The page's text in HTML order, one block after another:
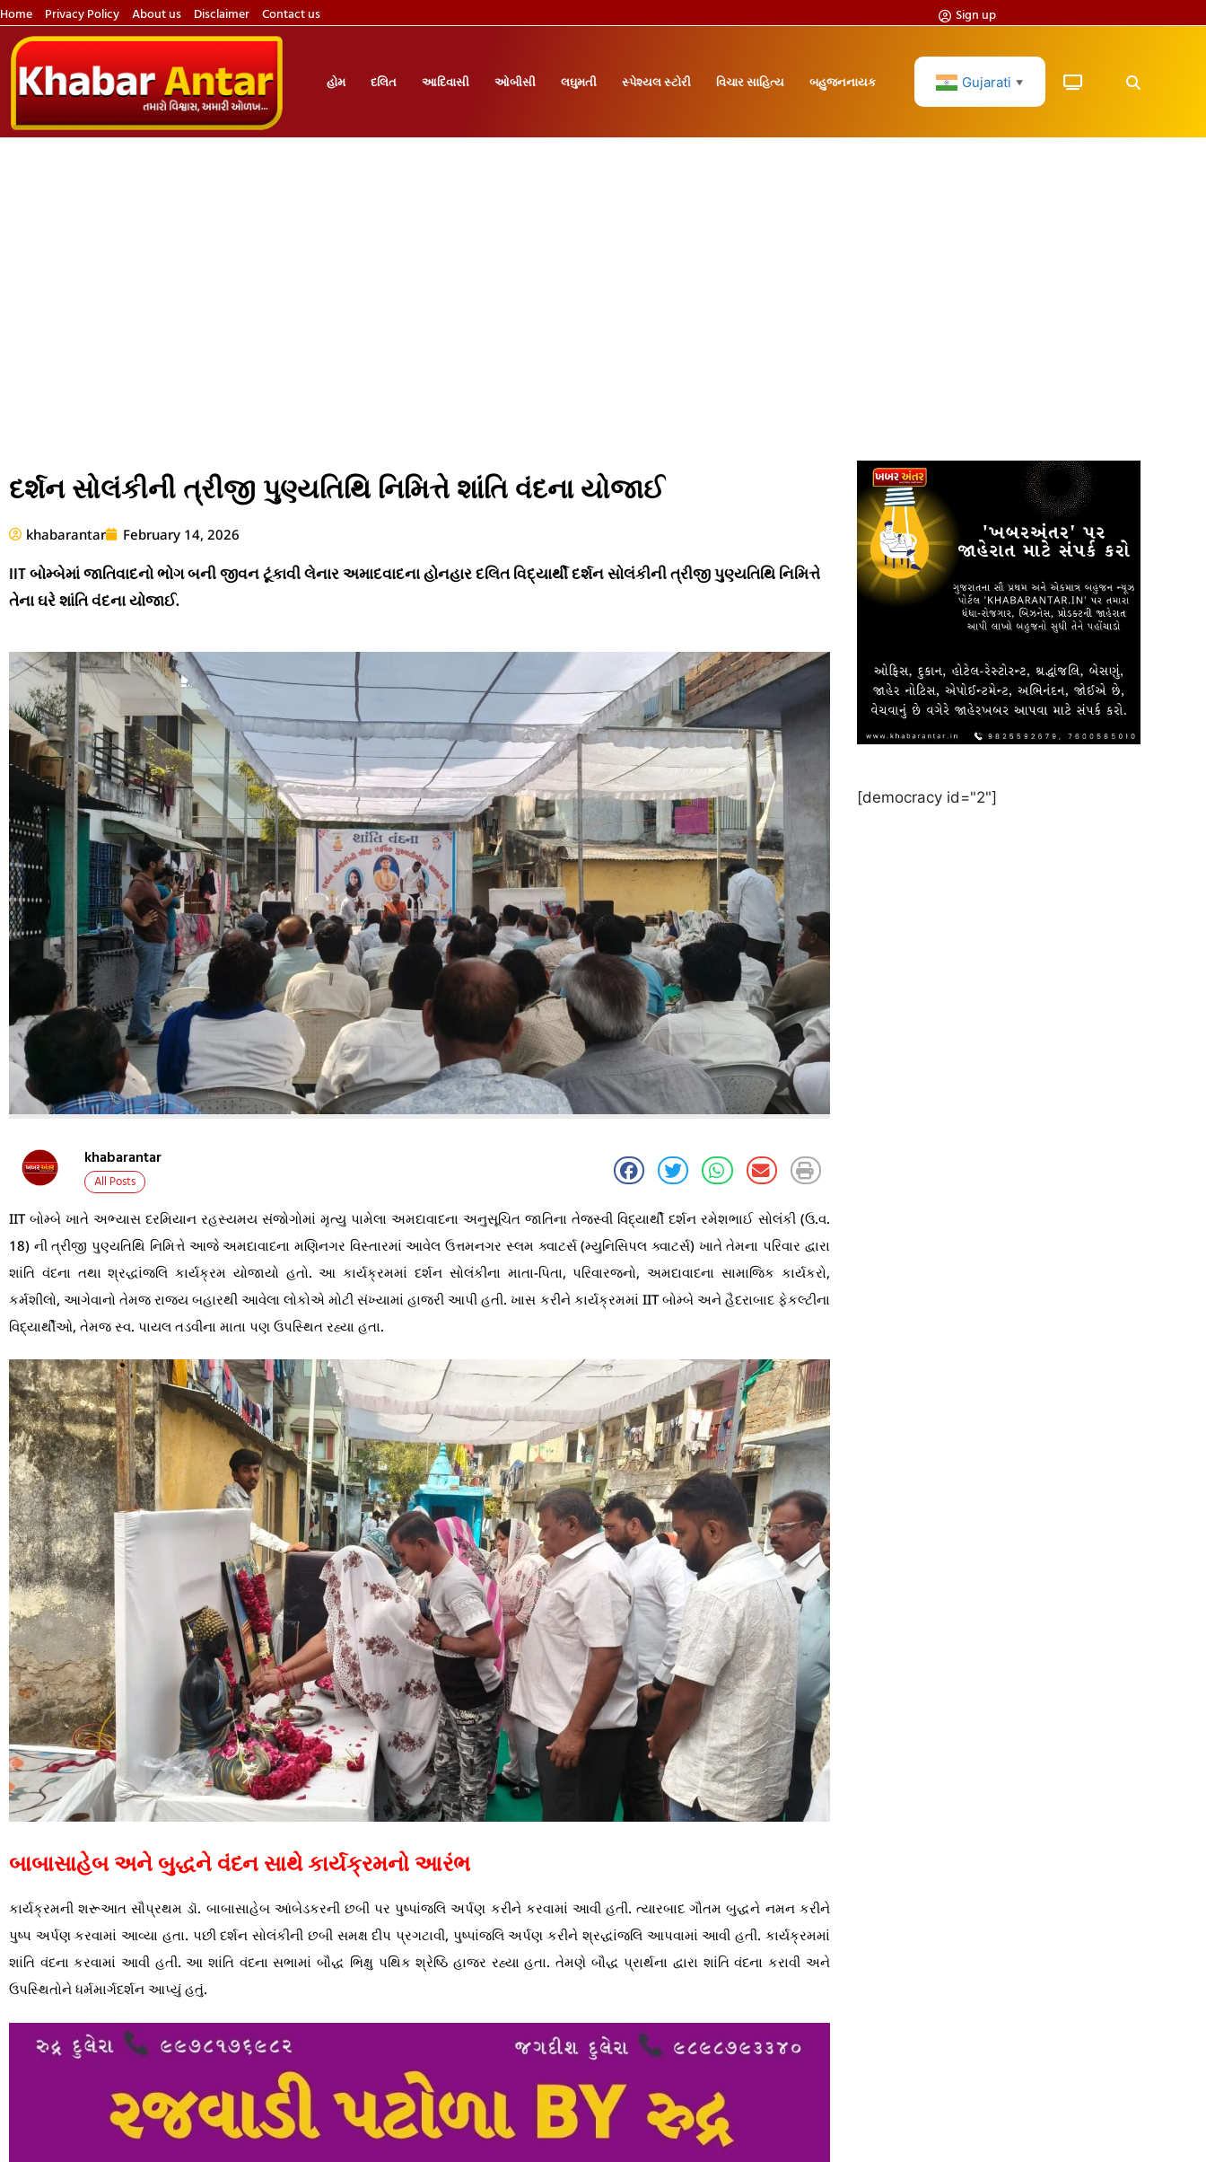
Home Privacy Policy About us Disclaimer Contact us Sign up
હોમ દલિત આદિવાસી ઓબીસી લઘુમતી સ્પેશ્યલ સ્ટોરી વિચાર સાહિત્ય બહુજનનાયક Gujarati ▼
દર્શન સોલંકીની ત્રીજી પુણ્યતિથિ નિમિત્તે શાંતિ વંદના યોજાઈ
khabarantar February 14, 2026
IIT બોમ્બેમાં જાતિવાદનો ભોગ બની જીવન ટૂંકાવી લેનાર અમાદવાદના હોનહાર દલિત વિદ્યાર્થી દર્શન સોલંકીની ત્રીજી પુણ્યતિથિ નિમિત્તે
તેના ઘરે શાંતિ વંદના યોજાઈ.
khabarantar
All Posts
IIT બોમ્બે ખાતે અભ્યાસ દરમિયાન રહસ્યમય સંજોગોમાં મૃત્યુ પામેલા અમદાવાદના અનુસૂચિત જાતિના તેજસ્વી વિદ્યાર્થી દર્શન રમેશભાઈ સોલંકી (ઉ.વ.
18) ની ત્રીજી પુણ્યતિથિ નિમિત્તે આજે અમદાવાદના મણિનગર વિસ્તારમાં આવેલ ઉત્તમનગર સ્લમ ક્વાટર્સ (મ્યુનિસિપલ ક્વાટર્સ) ખાતે તેમના પરિવાર દ્વારા
શાંતિ વંદના તથા શ્રદ્ધાંજલિ કાર્યક્રમ યોજાયો હતો. આ કાર્યક્રમમાં દર્શન સોલંકીના માતા-પિતા, પરિવારજનો, અમદાવાદના સામાજિક કાર્યકરો,
કર્મશીલો, આગેવાનો તેમજ રાજ્ય બહારથી આવેલા લોકોએ મોટી સંખ્યામાં હાજરી આપી હતી. ખાસ કરીને કાર્યક્રમમાં IIT બોમ્બે અને હૈદરાબાદ ફેકલ્ટીના
વિદ્યાર્થીઓ, તેમજ સ્વ. પાયલ તડવીના માતા પણ ઉપસ્થિત રહ્યા હતા.
બાબાસાહેબ અને બુદ્ધને વંદન સાથે કાર્યક્રમનો આરંભ
કાર્યક્રમની શરૂઆત સૌપ્રથમ ડૉ. બાબાસાહેબ આંબેડકરની છબી પર પુષ્પાંજલિ અર્પણ કરીને કરવામાં આવી હતી. ત્યારબાદ ગૌતમ બુદ્ધને નમન કરીને
પુષ્પ અર્પણ કરવામાં આવ્યા હતા. પછી દર્શન સોલંકીની છબી સમક્ષ દીપ પ્રગટાવી, પુષ્પાંજલિ અર્પણ કરીને શ્રદ્ધાંજલિ આપવામાં આવી હતી. કાર્યક્રમમાં
શાંતિ વંદના કરવામાં આવી હતી. આ શાંતિ વંદના સભામાં બૌદ્ધ ભિક્ષુ પથિક શ્રેષ્ઠિ હાજર રહ્યા હતા. તેમણે બૌદ્ધ પ્રાર્થના દ્વારા શાંતિ વંદના કરાવી અને
ઉપસ્થિતોને ધર્મમાર્ગદર્શન આપ્યું હતું.
[democracy id="2"]